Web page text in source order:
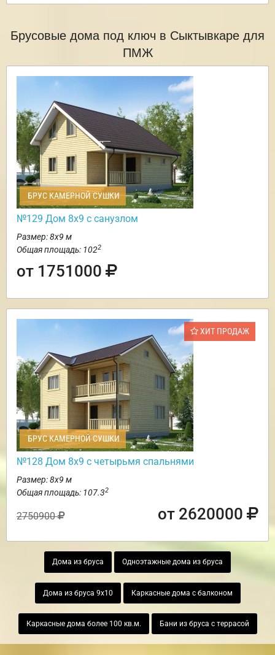
Брусовые дома под ключ в Сыктывкаре для
ПМЖ
БРУС КАМЕРНОЙ СУШКИ
№129 Дом 8х9 с санузлом
Размер: 8х9 м
Общая площадь: 1022
от 1751000
ХИТ ПРОДАЖ
БРУС КАМЕРНОЙ СУШКИ
№128 Дом 8х9 с четырьмя спальнями
Размер: 8х9 м
Общая площадь: 107.32
2750900 от 2620000
Дома из бруса Одноэтажные дома из бруса
Дома из бруса 9х10 Каркасные дома с балконом
Каркасные дома более 100 кв.м. Бани из бруса с террасой